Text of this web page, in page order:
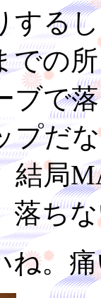
する
での
ブで
プだ
結局
落ち
。痛